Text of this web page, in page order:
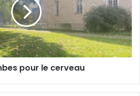
pour le cerveau